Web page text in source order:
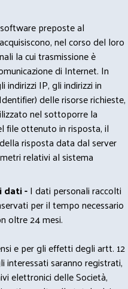
preposte al
nel corso del loro
la cui trasmissione è
di Internet. In
IP, gli indirizzi in
delle risorse richieste,
nel sottoporre la
file ottenuto in risposta, il
risposta data dal server
relativi al sistema
dati -I dati personali raccolti
per il tempo necessario
oltre 24 mesi.
e per gli effetti degli artt. 12
interessati saranno registrati,
elettronici delle Società,